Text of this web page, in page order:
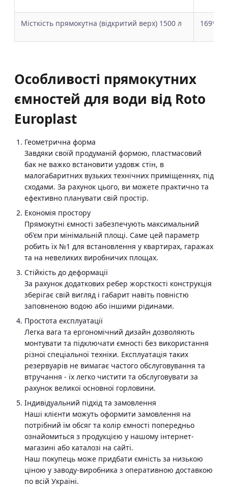
Місткість прямокутна (відкритий верх) 1500 л
Особливості прямокутних
ємностей для води від Roto
Europlast
Геометрична форма
Завдяки своїй продуманій формою, пластмасовий
бак не важко встановити уздовж стін, в
малогабаритних вузьких технічних приміщеннях, під
сходами. За рахунок цього, ви можете практично та
ефективно планувати свій простір.
Економія простору
Прямокутні ємності забезпечують максимальний
об'єм при мінімальній площі. Саме цей параметр
робить їх №1 для встановлення у квартирах, гаражах
та на невеликих виробничих площах.
Стійкість до деформації
За рахунок додаткових ребер жорсткості конструкція
зберігає свій вигляд і габарит навіть повністю
заповненою водою або іншими рідинами.
Простота експлуатації
Легка вага та ергономічний дизайн дозволяють
монтувати та підключати ємності без використання
різної спеціальної техніки. Експлуатація таких
резервуарів не вимагає частого обслуговування та
втручання - їх легко чистити та обслуговувати за
рахунок великої основної горловини.
Індивідуальний підхід та замовлення
Наші клієнти можуть оформити замовлення на
потрібний їм обсяг та колір ємності попередньо
ознайомиться з продукцією у нашому інтернет-
магазині або каталозі на сайті.
Наш покупець може придбати ємність за низькою
ціною у заводу-виробника з оперативною доставкою
по всій Україні.